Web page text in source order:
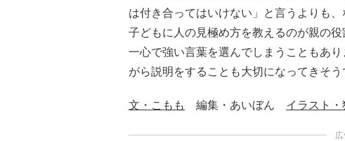
は付き合ってはいけない」と言うよりも
子どもに人の見極め方を教えるのが親の
一心で強い言葉を選んでしまうこともあ
がら説明をすることも大切になってきそう
文・こもも 編集・あいぼん イラスト・